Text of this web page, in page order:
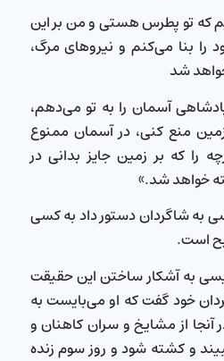
كه تو پطرس هستی و من بر این
را بنا می‌کنم و نیروهای مرگ،
شد
آسمان را به تو می‌دهم،
زمین منع كنی، در آسمان ممنوع
را كه بر زمین جایز بدانی در
خواهد شد.»
به شاگردان دستور داد به کسی
است.
عیسی به آشكار ساختن این حقیقت
خود گفت كه او می‌بایست به
آنجا از مشایخ و سران كاهنان و
و كشته شود و روز سوم زنده